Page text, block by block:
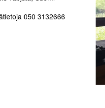
050 3132666